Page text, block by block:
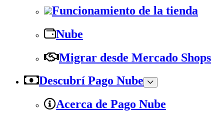
Funcionamiento de la tienda
Nube
Migrar desde Mercado Shops
Descubrí Pago Nube
Acerca de Pago Nube